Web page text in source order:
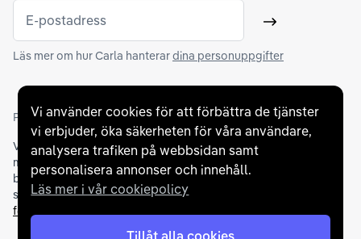
Vi använder cookies för att förbättra de tjänster
vi erbjuder, öka säkerheten för våra användare,
analysera trafiken på webbsidan samt
personalisera annonser och innehåll.
Läs mer i vår cookiepolicy
Tillåt alla cookies
E-postadress Skicka
Läs mer om hur Carla hanterardina personuppgifter
Partners och betallösningar
Vi samarbetar medflertalet banker för att erbjuda dig bästa
möjliga finansieringslösning och stödjer en rad olika
betalningsmetoder. För att du ska känna dig trygg vid ditt köp
samarbetar vi med Folksam och AutoConcept gällande
försäkringar och garantier